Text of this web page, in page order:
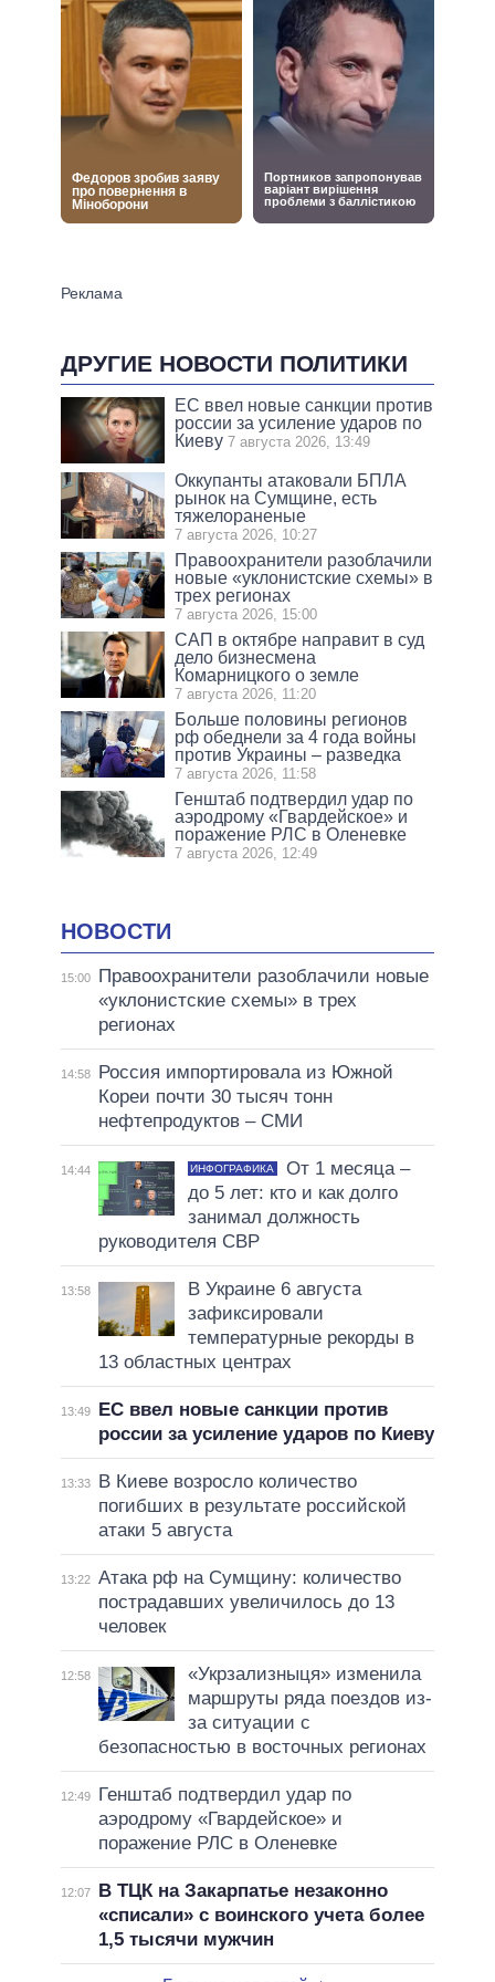
ДРУГИЕ НОВОСТИ ПОЛИТИКИ
ЕС ввел новые санкции против
россии за усиление ударов по
Киеву 7 августа 2026, 13:49
Оккупанты атаковали БПЛА
рынок на Сумщине, есть
тяжелораненые
7 августа 2026, 10:27
Правоохранители разоблачили
новые «уклонистские схемы» в
трех регионах
7 августа 2026, 15:00
САП в октябре направит в суд
дело бизнесмена
Комарницкого о земле
7 августа 2026, 11:20
Больше половины регионов
рф обеднели за 4 года войны
против Украины – разведка
7 августа 2026, 11:58
Генштаб подтвердил удар по
аэродрому «Гвардейское» и
поражение РЛС в Оленевке
7 августа 2026, 12:49
НОВОСТИ
15:00
Правоохранители разоблачили новые
«уклонистские схемы» в трех
регионах
14:58
Россия импортировала из Южной
Кореи почти 30 тысяч тонн
нефтепродуктов – СМИ
14:44 ИНФОГРАФИКА
От 1 месяца –
до 5 лет: кто и как долго
занимал должность
руководителя СВР
13:58
В Украине 6 августа
зафиксировали
температурные рекорды в
13 областных центрах
13:49
ЕС ввел новые санкции против
россии за усиление ударов по Киеву
13:33
В Киеве возросло количество
погибших в результате российской
атаки 5 августа
13:22 Атака рф на Сумщину: количество
пострадавших увеличилось до 13
человек
12:58
«Укрзализныця» изменила
маршруты ряда поездов из-
за ситуации с
безопасностью в восточных регионах
12:49
Генштаб подтвердил удар по
аэродрому «Гвардейское» и
поражение РЛС в Оленевке
12:07
В ТЦК на Закарпатье незаконно
«списали» с воинского учета более
1,5 тысячи мужчин